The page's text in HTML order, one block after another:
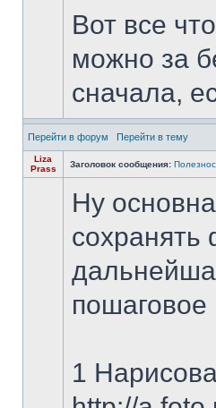
Вот все
можно за
сначала,
Перейти в форум Перейти в тему
Liza
Prass
Заголовок сообщения:
Ну
сохранять
1